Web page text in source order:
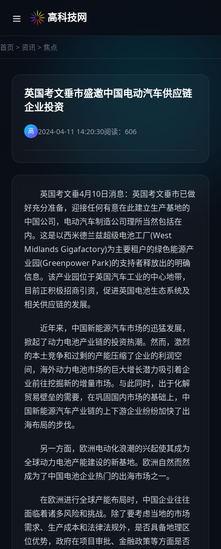
高科技网
首页 > 资讯 > 焦点
英国考文垂市盛邀中国电动汽车供应链
企业投资
高 2024-04-11 14:20:30阅读： 606
英国考文垂4月10日消息：英国考文垂市已做
好充分准备，迎接任何有意在此建立生产基地的
中国公司，电动汽车制造公司理所当然包括在
内。这是以西米德兰兹超级电池工厂(West
Midlands Gigafactory)为主要租户的绿色能源产
业园(Greenpower Park)的支持者释放出的明确
信息。该产业园位于英国汽车工业的中心地带，
目前正积极招商引资，促进英国电池生态系统及
相关供应链的发展。
近年来，中国新能源汽车市场的迅猛发展，
掀起了动力电池产业链的投资热潮。然而，激烈
的本土竞争和过剩的产能压缩了企业的利润空
间，海外动力电池市场的巨大增长潜力吸引着企
业前往挖掘新的增量市场。与此同时，出于化解
贸易壁垒的需要，在巩固国内市场的基础上，中
国新能源汽车产业链的上下游企业纷纷加快了出
海布局的步伐。
另一方面，欧洲电动化浪潮的兴起使其成为
全球动力电池产能建设的新基地。欧洲自然而然
成为了中国电池企业热门的出海市场之一。
在欧洲进行全球产能布局时，中国企业往往
面临着诸多风险和挑战。除了要考虑当地的市场
需求、生产成本和法律法规外，是否具备地理区
位优势，政府在项目审批、金融政策等方面是否